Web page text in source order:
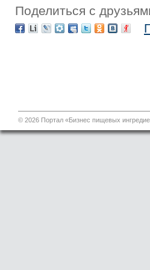
Поделиться с
© 2026 Портал «Бизнес пищевых